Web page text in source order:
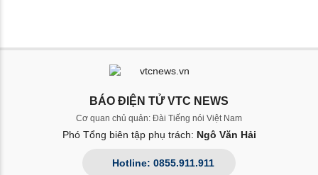
BÁO ĐIỆN TỬ VTC NEWS
Cơ quan chủ quản: Đài Tiếng nói Việt Nam
Phó Tổng biên tập phụ trách: Ngô Văn Hải
Hotline: 0855.911.911